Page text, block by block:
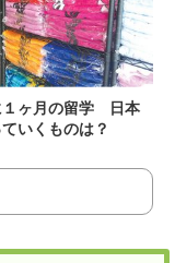
１ヶ月の留学 日本
いくものは？